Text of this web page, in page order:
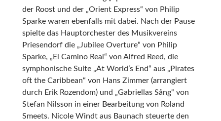
der Roost und der „Orient Express“ von Philip
Sparke waren ebenfalls mit dabei. Nach der Pause
spielte das Hauptorchester des Musikvereins
Priesendorf die „Jubilee Overture“ von Philip
Sparke, „El Camino Real“ von Alfred Reed, die
symphonische Suite „At World’s End“ aus „Pirates
oft the Caribbean“ von Hans Zimmer (arrangiert
durch Erik Rozendom) und „Gabriellas Sång“ von
Stefan Nilsson in einer Bearbeitung von Roland
Smeets. Nicole Windt aus Baunach steuerte den